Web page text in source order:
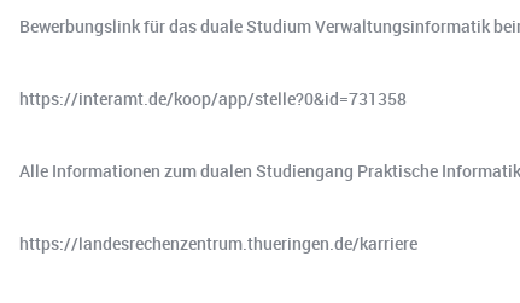
Bewerbungslink für das duale Studium Verwaltungsinformatik
https://interamt.de/koop/app/stelle?0&id=731358
Alle Informationen zum dualen Studiengang Praktische
https://landesrechenzentrum.thueringen.de/karriere